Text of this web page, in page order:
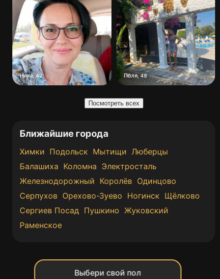
Ника 42 Поля, 48
Посмотреть всех
Ближайшие города
Химки Подольск Мытищи Люберцы
Балашиха Коломна Электросталь
Железнодорожный Королёв Одинцово
Серпухов Орехово-Зуево Ногинск Щёлково
Сергиев Посад Пушкино Жуковский
Раменское
Выбери свой пол